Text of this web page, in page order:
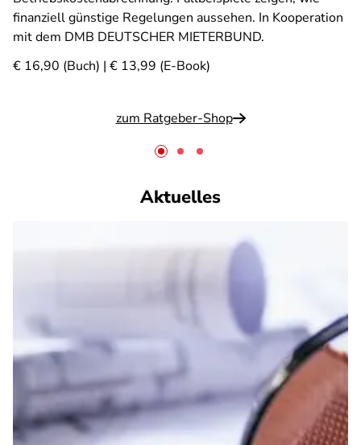
finanziell günstige Regelungen aussehen. In Kooperation
mit dem DMB DEUTSCHER MIETERBUND.
€ 16,90 (Buch) | € 13,99 (E-Book)
zum Ratgeber-Shop
Aktuelles